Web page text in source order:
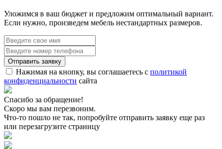
Уложимся в ваш бюджет и предложим оптимальный вариант.
Если нужно, произведем мебель нестандартных размеров.
Нажимая на кнопку, вы соглашаетесь с политикой
конфиденциальности сайта
Спасибо за обращение!
Скоро мы вам перезвоним.
Что-то пошло не так, попробуйте отправить заявку еще раз
или перезагрузите страницу